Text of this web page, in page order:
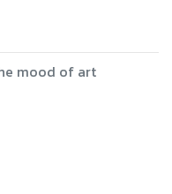
mood of art